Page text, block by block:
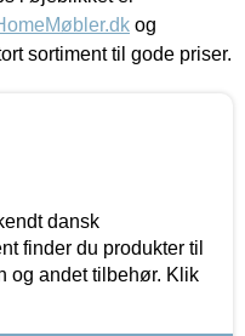
og
sortiment til gode priser.
dansk
finder du produkter til
og andet tilbehør. Klik